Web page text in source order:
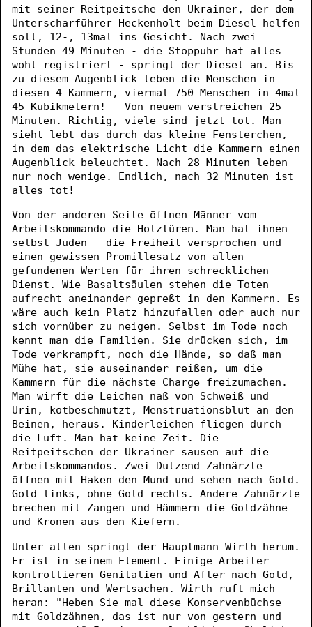
mit seiner Reitpeitsche den Ukrainer, der dem
Unterscharführer Heckenholt beim Diesel helfen
soll, 12-, 13mal ins Gesicht. Nach zwei
Stunden 49 Minuten - die Stoppuhr hat alles
wohl registriert - springt der Diesel an. Bis
zu diesem Augenblick leben die Menschen in
diesen 4 Kammern, viermal 750 Menschen in 4mal
45 Kubikmetern! - Von neuem verstreichen 25
Minuten. Richtig, viele sind jetzt tot. Man
sieht lebt das durch das kleine Fensterchen,
in dem das elektrische Licht die Kammern einen
Augenblick beleuchtet. Nach 28 Minuten leben
nur noch wenige. Endlich, nach 32 Minuten ist
alles tot!
Von der anderen Seite öffnen Männer vom
Arbeitskommando die Holztüren. Man hat ihnen -
selbst Juden - die Freiheit versprochen und
einen gewissen Promillesatz von allen
gefundenen Werten für ihren schrecklichen
Dienst. Wie Basaltsäulen stehen die Toten
aufrecht aneinander gepreßt in den Kammern. Es
wäre auch kein Platz hinzufallen oder auch nur
sich vornüber zu neigen. Selbst im Tode noch
kennt man die Familien. Sie drücken sich, im
Tode verkrampft, noch die Hände, so daß man
Mühe hat, sie auseinander reißen, um die
Kammern für die nächste Charge freizumachen.
Man wirft die Leichen naß von Schweiß und
Urin, kotbeschmutzt, Menstruationsblut an den
Beinen, heraus. Kinderleichen fliegen durch
die Luft. Man hat keine Zeit. Die
Reitpeitschen der Ukrainer sausen auf die
Arbeitskommandos. Zwei Dutzend Zahnärzte
öffnen mit Haken den Mund und sehen nach Gold.
Gold links, ohne Gold rechts. Andere Zahnärzte
brechen mit Zangen und Hämmern die Goldzähne
und Kronen aus den Kiefern.
Unter allen springt der Hauptmann Wirth herum.
Er ist in seinem Element. Einige Arbeiter
kontrollieren Genitalien und After nach Gold,
Brillanten und Wertsachen. Wirth ruft mich
heran: "Heben Sie mal diese Konservenbüchse
mit Goldzähnen, das ist nur von gestern und